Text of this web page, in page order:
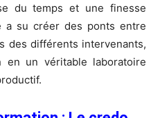
du temps et une finesse
a su créer des ponts entre
des différents intervenants,
en un véritable laboratoire